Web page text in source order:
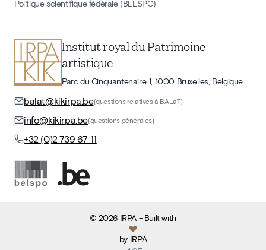
Politique scientifique fédérale (BELSPO)
Institut royal du Patrimoine
artistique
Parc du Cinquantenaire 1, 1000 Bruxelles, Belgique
balat@kikirpa.be(questions relatives à BALaT)
info@kikirpa.be(questions générales)
+32 (0)2 739 67 11
©2026 IRPA- Built with
by IRPA